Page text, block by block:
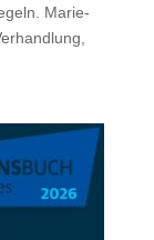
Marie-